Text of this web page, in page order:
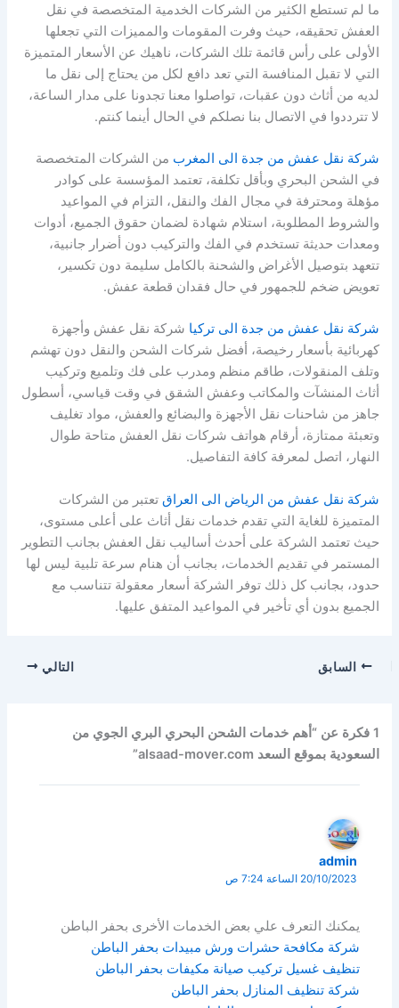
ما لم تستطع الكثير من الشركات الخدمية المتخصصة في نقل
العفش تحقيقه، حيث وفرت المقومات والمميزات التي تجعلها
الأولى على رأس قائمة تلك الشركات، ناهيك عن الأسعار المتميزة
التي لا تقبل المنافسة التي تعد دافع لكل من يحتاج إلى نقل ما
لديه من أثاث دون عقبات، تواصلوا معنا تجدونا على مدار الساعة،
لا تترددوا في الاتصال بنا نصلكم في الحال أينما كنتم.
شركة نقل عفش من جدة الى المغرب من الشركات المتخصصة
في الشحن البحري وبأقل تكلفة، تعتمد المؤسسة على كوادر
مؤهلة ومحترفة في مجال الفك والنقل، التزام في المواعيد
والشروط المطلوبة، استلام شهادة لضمان حقوق الجميع، أدوات
ومعدات حديثة تستخدم في الفك والتركيب دون أضرار جانبية،
تتعهد بتوصيل الأغراض والشحنة بالكامل سليمة دون تكسير،
تعويض ضخم للجمهور في حال فقدان قطعة عفش.
شركة نقل عفش من جدة الى تركيا شركة نقل عفش وأجهزة
كهربائية بأسعار رخيصة، أفضل شركات الشحن والنقل دون تهشم
وتلف المنقولات، طاقم منظم ومدرب على فك وتلميع وتركيب
أثاث المنشآت والمكاتب وعفش الشقق في وقت قياسي، أسطول
جاهز من شاحنات نقل الأجهزة والبضائع والعفش، مواد تغليف
وتعبئة ممتازة، أرقام هواتف شركات نقل العفش متاحة طوال
النهار، اتصل لمعرفة كافة التفاصيل.
شركة نقل عفش من الرياض الى العراق تعتبر من الشركات
المتميزة للغاية التي تقدم خدمات نقل أثاث على أعلى مستوى،
حيث تعتمد الشركة على أحدث أساليب نقل العفش بجانب التطوير
المستمر في تقديم الخدمات، بجانب أن هنام سرعة تلبية ليس لها
حدود، بجانب كل ذلك توفر الشركة أسعار معقولة تتناسب مع
الجميع بدون أي تأخير في المواعيد المتفق عليها.
السابق التالي
1 فكرة عن “أهم خدمات الشحن البحري البري الجوي من
السعودية بموقع السعد alsaad-mover.com”
admin
20/10/2023 الساعة 7:24 ص
يمكنك التعرف علي بعض الخدمات الأخرى بحفر الباطن
شركة مكافحة حشرات ورش مبيدات بحفر الباطن
تنظيف غسيل تركيب صيانة مكيفات بحفر الباطن
شركة تنظيف المنازل بحفر الباطن